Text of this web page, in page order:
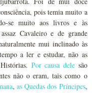
pois temia muito a
se muito aos livros e às
Cavaleiro e de grande
mui inclinado às
a ler e estudar, não as
Por causa dele são
não o eram, tais como o
,as Quedas dos Príncipes,